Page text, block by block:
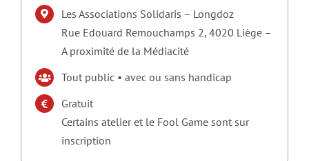
Les Associations Solidaris – Longdoz
Rue Edouard Remouchamps 2, 4020 Liège –
A proximité de la Médiacité
Tout public • avec ou sans handicap
Gratuit
Certains atelier et le Fool Game sont sur
inscription